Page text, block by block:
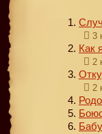
3
Как
2
2